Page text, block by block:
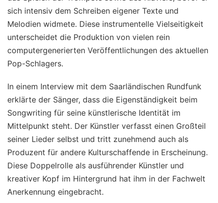
sich intensiv dem Schreiben eigener Texte und
Melodien widmete. Diese instrumentelle Vielseitigkeit
unterscheidet die Produktion von vielen rein
computergenerierten Veröffentlichungen des aktuellen
Pop-Schlagers.
In einem Interview mit dem Saarländischen Rundfunk
erklärte der Sänger, dass die Eigenständigkeit beim
Songwriting für seine künstlerische Identität im
Mittelpunkt steht. Der Künstler verfasst einen Großteil
seiner Lieder selbst und tritt zunehmend auch als
Produzent für andere Kulturschaffende in Erscheinung.
Diese Doppelrolle als ausführender Künstler und
kreativer Kopf im Hintergrund hat ihm in der Fachwelt
Anerkennung eingebracht.